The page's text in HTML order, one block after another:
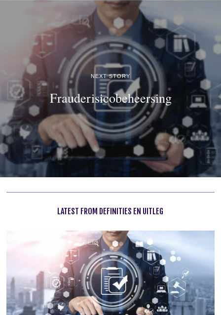
NEXT STORY
Frauderisicobeheersing
LATEST FROM DEFINITIES EN UITLEG